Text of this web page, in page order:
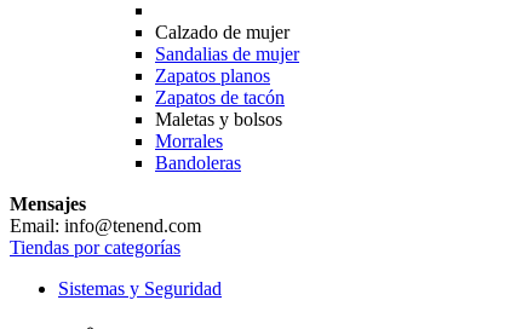
Calzado de mujer
Sandalias de mujer
Zapatos planos
Zapatos de tacón
Maletas y bolsos
Morrales
Bandoleras
Mensajes
Email: info@tenend.com
Tiendas por categorías
Sistemas y Seguridad